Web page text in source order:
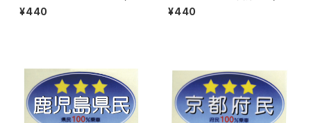
ルー)
¥440
ルー)
¥440